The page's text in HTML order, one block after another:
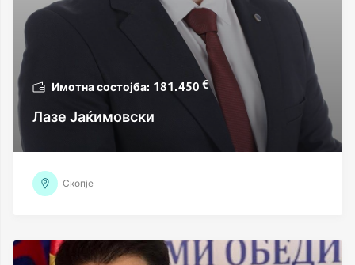
181.450 €
Лазе Јаќимовски
Скопје